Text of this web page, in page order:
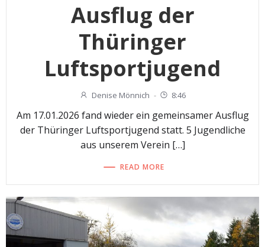
Ausflug der
Thüringer
Luftsportjugend
Denise Mönnich - 8:46
Am 17.01.2026 fand wieder ein gemeinsamer Ausflug
der Thüringer Luftsportjugend statt. 5 Jugendliche
aus unserem Verein […]
READ MORE